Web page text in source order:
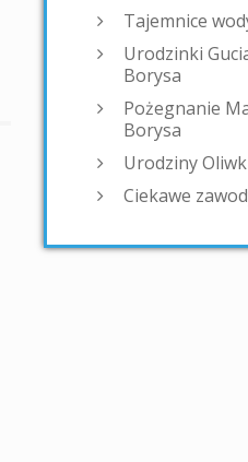
Tajemnice
Urodzinki
Borysa
Pożegnanie
Borysa
Urodziny
Ciekawe